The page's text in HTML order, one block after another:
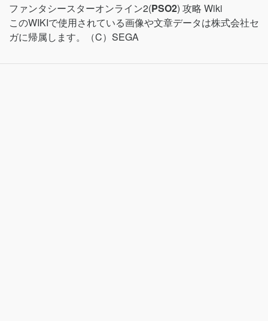
ファンタシースターオンライン2(PSO2) 攻略 Wiki
このWIKIで使用されている画像や文章データは株式会社セ
ガに帰属します。（C）SEGA